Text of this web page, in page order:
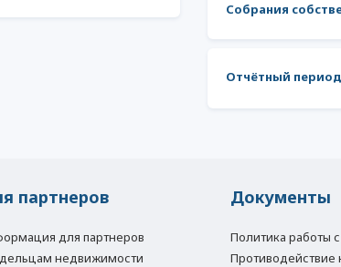
Собрания
Отчётный
партнеров
для партнеров
недвижимости
Документы
Политика работы
Противодействие